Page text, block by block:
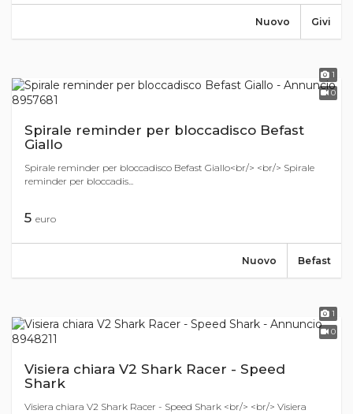
Givi
Nuovo
1
0
Spirale reminder per bloccadisco Befast
Giallo
Spirale reminder per bloccadisco Befast Giallo<br/> <br/> Spirale
reminder per bloccadis...
5 euro
Befast
Nuovo
1
0
Visiera chiara V2 Shark Racer - Speed
Shark
Visiera chiara V2 Shark Racer - Speed Shark <br/> <br/> Visiera